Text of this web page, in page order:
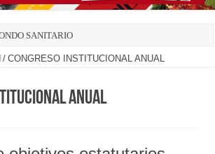
SANITARIO
/ CONGRESO INSTITUCIONAL ANUAL
ANUAL